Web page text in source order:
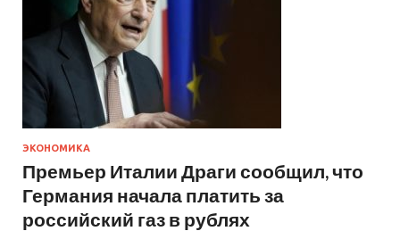
ЭКОНОМИКА
Премьер Италии Драги сообщил, что
Германия начала платить за
российский газ в рублях